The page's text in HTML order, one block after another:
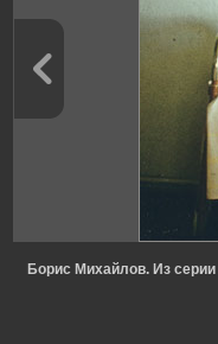
Борис Михайлов. Из